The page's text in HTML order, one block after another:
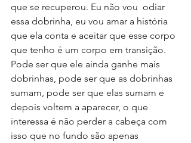
que se recuperou. Eu não vou  odiar
essa dobrinha, eu vou amar a história
que ela conta e aceitar que esse corpo
que tenho é um corpo em transição.
Pode ser que ele ainda ganhe mais
dobrinhas, pode ser que as dobrinhas
sumam, pode ser que elas sumam e
depois voltem a aparecer, o que
interessa é não perder a cabeça com
isso que no fundo são apenas